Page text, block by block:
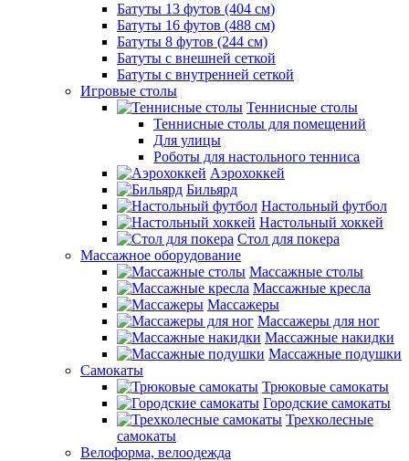
Батуты 13 футов (404 см)
Батуты 16 футов (488 см)
Батуты 8 футов (244 см)
Батуты с внешней сеткой
Батуты с внутренней сеткой
Игровые столы
Теннисные столы
Теннисные столы для помещений
Для улицы
Роботы для настольного тенниса
Аэрохоккей
Бильярд
Настольный футбол
Настольный хоккей
Стол для покера
Массажное оборудование
Массажные столы
Массажные кресла
Массажеры
Массажеры для ног
Массажные накидки
Массажные подушки
Самокаты
Трюковые самокаты
Городские самокаты
Трехколесные
самокаты
Велоформа, велоодежда